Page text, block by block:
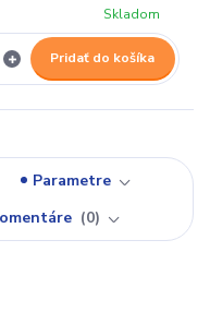
Skladom
Pridať do košíka
Parametre
0